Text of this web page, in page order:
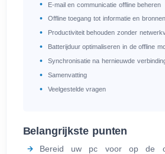
E‑mail en communicatie offline beheren
Offline toegang tot informatie en bronnen
Productiviteit behouden zonder
Batterijduur optimaliseren in de offline
Synchronisatie na hernieuwde
Samenvatting
Veelgestelde vragen
Belangrijkste punten
Bereid uw pc voor op de